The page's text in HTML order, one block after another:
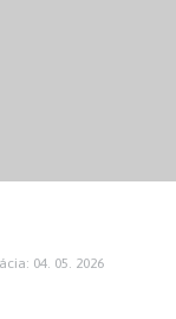
04. 05. 2026